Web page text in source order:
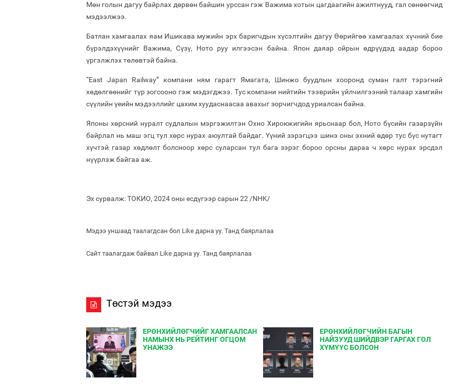
Мөн голын дагуу байрлах дөрвөн байшин урссан гэж Важима хотын цагдаагийн ажилтнууд, гал сөнөөгчид
мэдээлжээ.
Батлан ​​хамгаалах яам Ишикава мужийн эрх баригчдын хүсэлтийн дагуу Өөрийгөө хамгаалах хүчний бие
бүрэлдэхүүнийг Важима, Сүзү, Ното руу илгээсэн байна. Япон даяар ойрын өдрүүдэд аадар бороо
үргэлжлэх төлөвтэй байна.
“East Japan Railway” компани ням гарагт Ямагата, Шинжо буудлын хооронд суман галт тэрэгний
хөдөлгөөнийг түр зогсооно гэж мэдэгджээ. Тус компани нийтийн тээврийн үйлчилгээний талаар хамгийн
сүүлийн үеийн мэдээллийг цахим хуудаснаасаа авахыг зорчигчдод уриалсан байна.
Японы хөрсний нуралт судлалын мэргэжилтэн Охно Хироюкигийн ярьснаар бол, Ното бүсийн газарзүйн
байрлал нь маш эгц тул хөрс нурах аюултай байдаг. Үүний зэрэгцээ шинэ оны эхний өдөр тус бүс нутагт
хүчтэй газар хөдлөлт болсноор хөрс суларсан тул бага зэрэг бороо орсны дараа ч хөрс нурах эрсдэл
нүүрлэж байгаа аж.
Эх сурвалж: ТОКИО, 2024 оны есдүгээр сарын 22 /NHK/
Мэдээ уншаад таалагдсан бол Like дарна уу. Танд баярлалаа
Сайт таалагдаж байвал Like дарна уу. Танд баярлалаа
Төстэй мэдээ
ЕРӨНХИЙЛӨГЧИЙГ ХАМГААЛСАН
НАМЫНХ НЬ РЕЙТИНГ ОГЦОМ
УНАЖЭЭ
ЕРӨНХИЙЛӨГЧИЙН БАГЫН
НАЙЗУУД ШИЙДВЭР ГАРГАХ ГОЛ
ХҮМҮҮС БОЛСОН